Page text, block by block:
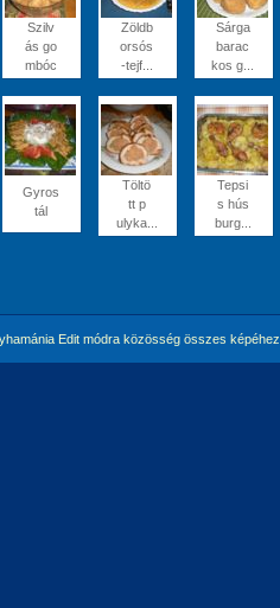
Szilv
ás go
mbóc
Zöldb
orsós
-tejf...
Sárga
barac
kos g...
Gyros
tál
Töltö
tt p
ulyka...
Tepsi
s hús
burg...
Edit módra közösség összes képéhez